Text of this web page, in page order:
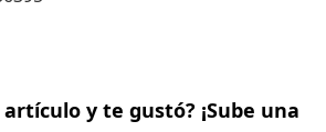
y te gustó? ¡Sube una